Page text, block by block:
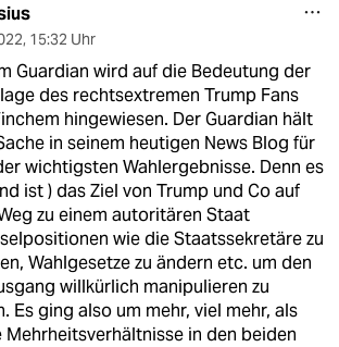
, 15:32 Uhr
Guardian wird auf die Bedeutung der
des rechtsextremen Trump Fans
hingewiesen. Der Guardian hält
in seinem heutigen News Blog für
wichtigsten Wahlergebnisse. Denn es
ist ) das Ziel von Trump und Co auf
zu einem autoritären Staat
wie die Staatssekretäre zu
Wahlgesetze zu ändern etc. um den
willkürlich manipulieren zu
Es ging also um mehr, viel mehr, als
Mehrheitsverhältnisse in den beiden